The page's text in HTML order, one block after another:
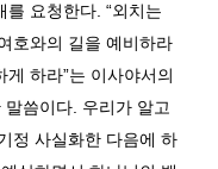
를 요청한다 . “외치는
호와의 길을 예비하라
게 하라”는 이사야서의
말씀이다 우리가 알고
정 사실화한 다음에 하